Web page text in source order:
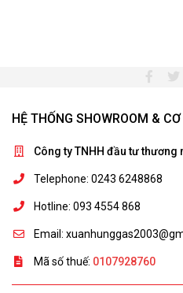
HỆ THỐNG SHOWROOM &
Công ty TNHH đầu tư thương
Telephone: 0243 6248868
Hotline: 093 4554 868
Email:
Mã số thuế: 0107928760